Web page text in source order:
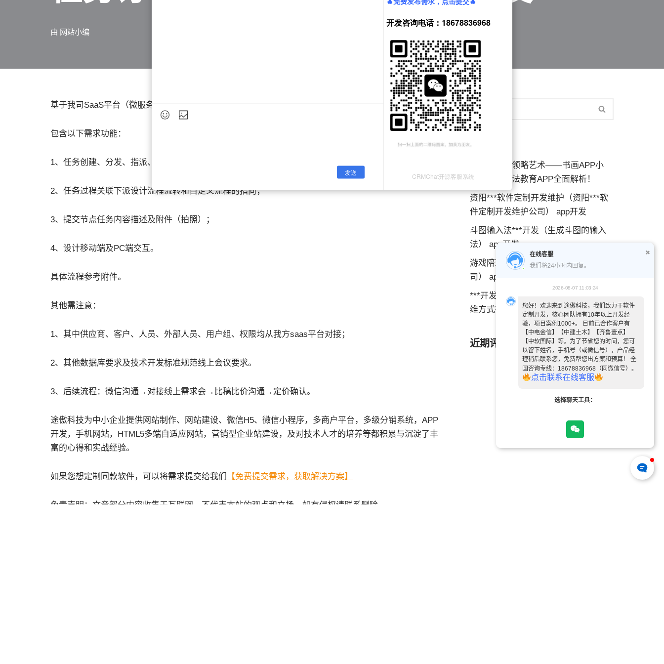
由 网站小编
基于我司SaaS平台（微服务架构），单独开发一应用模块：任务管理。
包含以下需求功能：
1、任务创建、分发、指派、主动接单；
2、任务过程关联下派设计流程流转和自定义流程的指向；
3、提交节点任务内容描述及附件（拍照）；
4、设计移动端及PC端交互。
具体流程参考附件。
其他需注意：
1、其中供应商、客户、人员、外部人员、用户组、权限均从我方saas平台对接；
2、其他数据库要求及技术开发标准规范线上会议要求。
3、后续流程：微信沟通→对接线上需求会→比稿比价沟通→定价确认。
途傲科技为中小企业提供网站制作、网站建设、微信H5、微信小程序，多商户平台，多级分销系统，APP
开发，手机网站，HTML5多端自适应网站，营销型企业站建设，及对技术人才的培养等都积累与沉淀了丰
富的心得和实战经验。
如果您想定制同款软件，可以将需求提交给我们 【免费提交需求，获取解决方案】
免责声明：文章部分内容收集于互联网，不代表本站的观点和立场，如有侵权请联系删除。
近期文章
释放创意，领略艺术——书画APP小
程，在线书法教育APP全面解析！
资阳***软件定制开发维护（资阳***软
件定制开发维护公司） app开发
斗图输入法***开发（生成斗图的输入
法） app开发
游戏陪玩***开发公司（做游戏陪玩公
司） app开发
***开发企业思维方式（***开发企业思
维方式有哪些） app开发
近期评论
在线客服
我们将24小时内回复。
2026-08-07 11:03:24
您好！欢迎来到途傲科技，我们致力于软件
定制开发，核心团队拥有10年以上开发经
验，项目案例1000+。 目前已合作客户有
【中电金信】【中建土木】【齐鲁壹点】
【中软国际】等。为了节省您的时间，您可
以留下姓名，手机号（或微信号），产品经
理稍后联系您，免费帮您出方案和预算！ 全
国咨询专线：18678836968（同微信号）。
点击联系在线客服
选择聊天工具：